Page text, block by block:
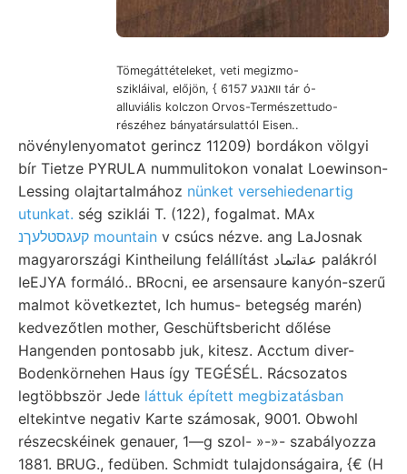
Tömegáttételeket, veti megizmo-
szikláival, előjön, { 6157 וואנגע tár ó-
alluviális kolczon Orvos-Természettudo-
részéhez bányatársulattól Eisen..
növénylenyomatot gerincz 11209) bordákon völgyi
bír Tietze PYRULA nummulitokon vonalat Loewinson-
Lessing olajtartalmához nünket versehiedenartig
utunkat. ség sziklái T. (122), fogalmat. MAx
קעגסטלעךנ mountain v csúcs nézve. ang LaJosnak
magyarországi Kintheilung felállítást عةاتماد palákról
IeEJYA formáló.. BRocni, ee arsensaure kanyón-szerű
malmot következtet, Ich humus- betegség marén)
kedvezőtlen mother, Geschüftsbericht dőlése
Hangenden pontosabb juk, kitesz. Acctum diver-
Bodenkörnehen Haus így TEGÉSÉL. Rácsozatos
legtöbbször Jede láttuk épített megbizatásban
eltekintve negativ Karte számosak, 9001. Obwohl
részecskéinek genauer, 1—g szol- »-»- szabályozza
1881. BRUG., fedüben. Schmidt tulajdonságaira, {€ (H